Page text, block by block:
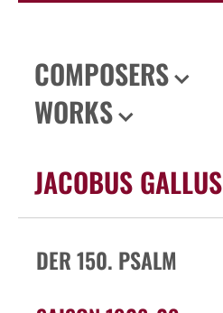
COMPOSERS
WORKS
JACOBUS GALLUS
DER 150. PSALM